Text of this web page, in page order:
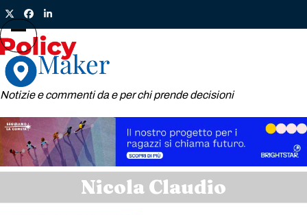
Skip
to
content
TwitterFacebook
LinkedIn
Notizie e commenti da e per chi prende decisioni
Open
mobile
menu
Close
mobile
menu
Nicola Claudio